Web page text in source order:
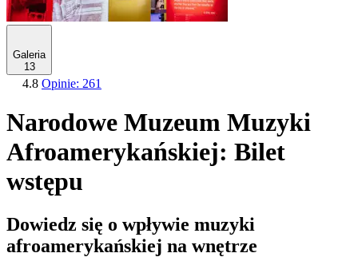
Galeria
13
4.8 Opinie: 261
Narodowe Muzeum Muzyki
Afroamerykańskiej: Bilet
wstępu
Dowiedz się o wpływie muzyki
afroamerykańskiej na wnętrze